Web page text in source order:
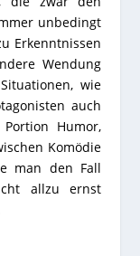
unbedingt
Erkenntnissen
Wendung
wie
auch
Humor,
Komödie
man den Fall
allzu ernst